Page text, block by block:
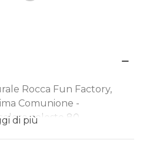
Rocca Fun Factory,
Comunione -
celeste 80,
di più